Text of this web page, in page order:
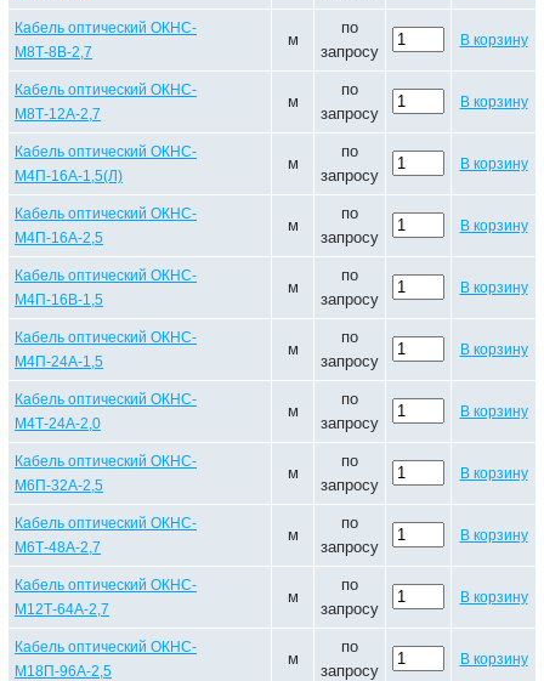
Кабель оптический ОКНС-
М8Т-8В-2,7
м
по
запросу
В корзину
Кабель оптический ОКНС-
М8Т-12А-2,7
м
по
запросу
В корзину
Кабель оптический ОКНС-
М4П-16А-1,5(Л)
м
по
запросу
В корзину
Кабель оптический ОКНС-
М4П-16А-2,5
м
по
запросу
В корзину
Кабель оптический ОКНС-
М4П-16В-1,5
м
по
запросу
В корзину
Кабель оптический ОКНС-
М4П-24А-1,5
м
по
запросу
В корзину
Кабель оптический ОКНС-
М4Т-24А-2,0
м
по
запросу
В корзину
Кабель оптический ОКНС-
М6П-32А-2,5
м
по
запросу
В корзину
Кабель оптический ОКНС-
М6Т-48А-2,7
м
по
запросу
В корзину
Кабель оптический ОКНС-
М12Т-64А-2,7
м
по
запросу
В корзину
Кабель оптический ОКНС-
М18П-96А-2,5
м
по
запросу
В корзину